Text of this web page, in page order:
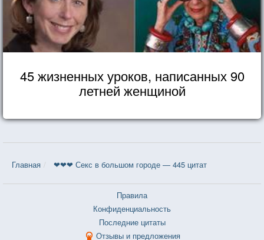
45 жизненных уроков, написанных 90
летней женщиной
Главная ❤❤❤ Секс в большом городе — 445 цитат
Правила
Конфиденциальность
Последние цитаты
Отзывы и предложения